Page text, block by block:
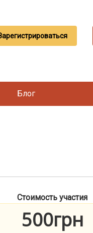
Блог
Стоимость участия
500грн